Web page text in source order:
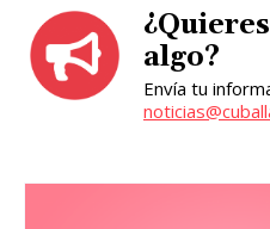
algo?
Envía tu